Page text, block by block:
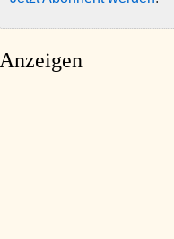
Anzeigen